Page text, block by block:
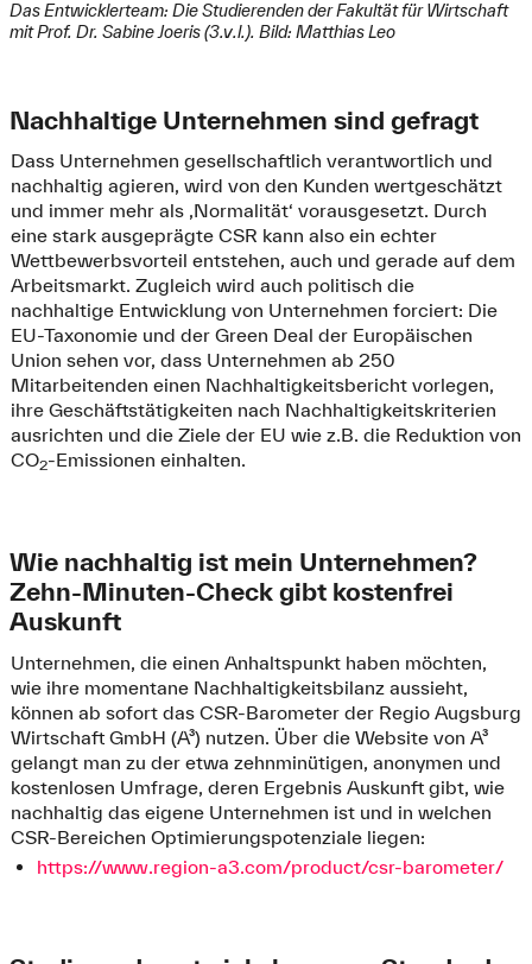
Das Entwicklerteam: Die Studierenden der Fakultät für Wirtschaft
mit Prof. Dr. Sabine Joeris (3.v.l.). Bild: Matthias Leo
Nachhaltige Unternehmen sind gefragt
Dass Unternehmen gesellschaftlich verantwortlich und
nachhaltig agieren, wird von den Kunden wertgeschätzt
und immer mehr als ‚Normalität‘ vorausgesetzt. Durch
eine stark ausgeprägte CSR kann also ein echter
Wettbewerbsvorteil entstehen, auch und gerade auf dem
Arbeitsmarkt. Zugleich wird auch politisch die
nachhaltige Entwicklung von Unternehmen forciert: Die
EU-Taxonomie und der Green Deal der Europäischen
Union sehen vor, dass Unternehmen ab 250
Mitarbeitenden einen Nachhaltigkeitsbericht vorlegen,
ihre Geschäftstätigkeiten nach Nachhaltigkeitskriterien
ausrichten und die Ziele der EU wie z.B. die Reduktion von
CO2-Emissionen einhalten.
Wie nachhaltig ist mein Unternehmen?
Zehn-Minuten-Check gibt kostenfrei
Auskunft
Unternehmen, die einen Anhaltspunkt haben möchten,
wie ihre momentane Nachhaltigkeitsbilanz aussieht,
können ab sofort das CSR-Barometer der Regio Augsburg
Wirtschaft GmbH (A³) nutzen. Über die Website von A³
gelangt man zu der etwa zehnminütigen, anonymen und
kostenlosen Umfrage, deren Ergebnis Auskunft gibt, wie
nachhaltig das eigene Unternehmen ist und in welchen
CSR-Bereichen Optimierungspotenziale liegen:
https://www.region-a3.com/product/csr-barometer/